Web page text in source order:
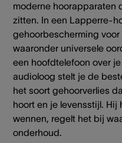
moderne hoorapparaten
zitten. In een Lapperre-
gehoorbescherming
waaronder universele
een hoofdtelefoon over
audioloog stelt je de
het soort gehoorverlies
hoort en je levensstijl.
wennen, regelt het bij
onderhoud.